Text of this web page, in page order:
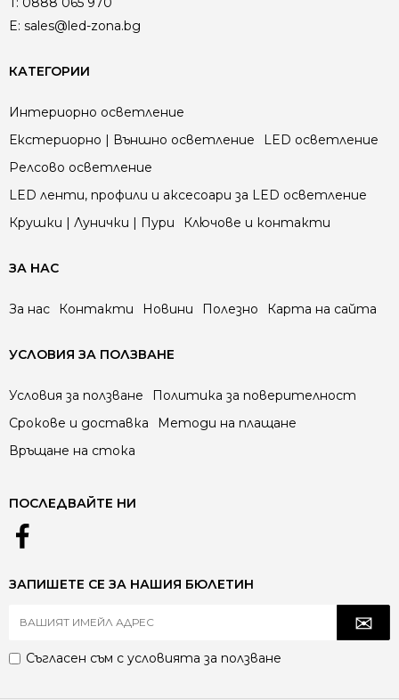
E: sales@led-zona.bg
КАТЕГОРИИ
Интериорно осветление
Екстериорно | Външно осветление
LED осветление
Релсово осветление
LED ленти, профили и аксесоари за LED осветление
Крушки | Лунички | Пури
Ключове и контакти
ЗА НАС
За нас Контакти Новини Полезно Карта на сайта
УСЛОВИЯ ЗА ПОЛЗВАНЕ
Условия за ползване
Политика за поверителност
Срокове и доставка
Методи на плащане
Връщане на стока
ПОСЛЕДВАЙТЕ НИ
ЗАПИШЕТЕ СЕ ЗА НАШИЯ БЮЛЕТИН
Съгласен съм с условията за ползване